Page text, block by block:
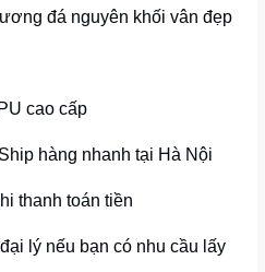
đá nguyên khối vân đẹp
cao cấp
hàng nhanh tại Hà Nội
thanh toán tiền
lý nếu bạn có nhu cầu lấy